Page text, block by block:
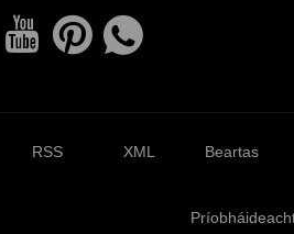
RSS XML Beartas